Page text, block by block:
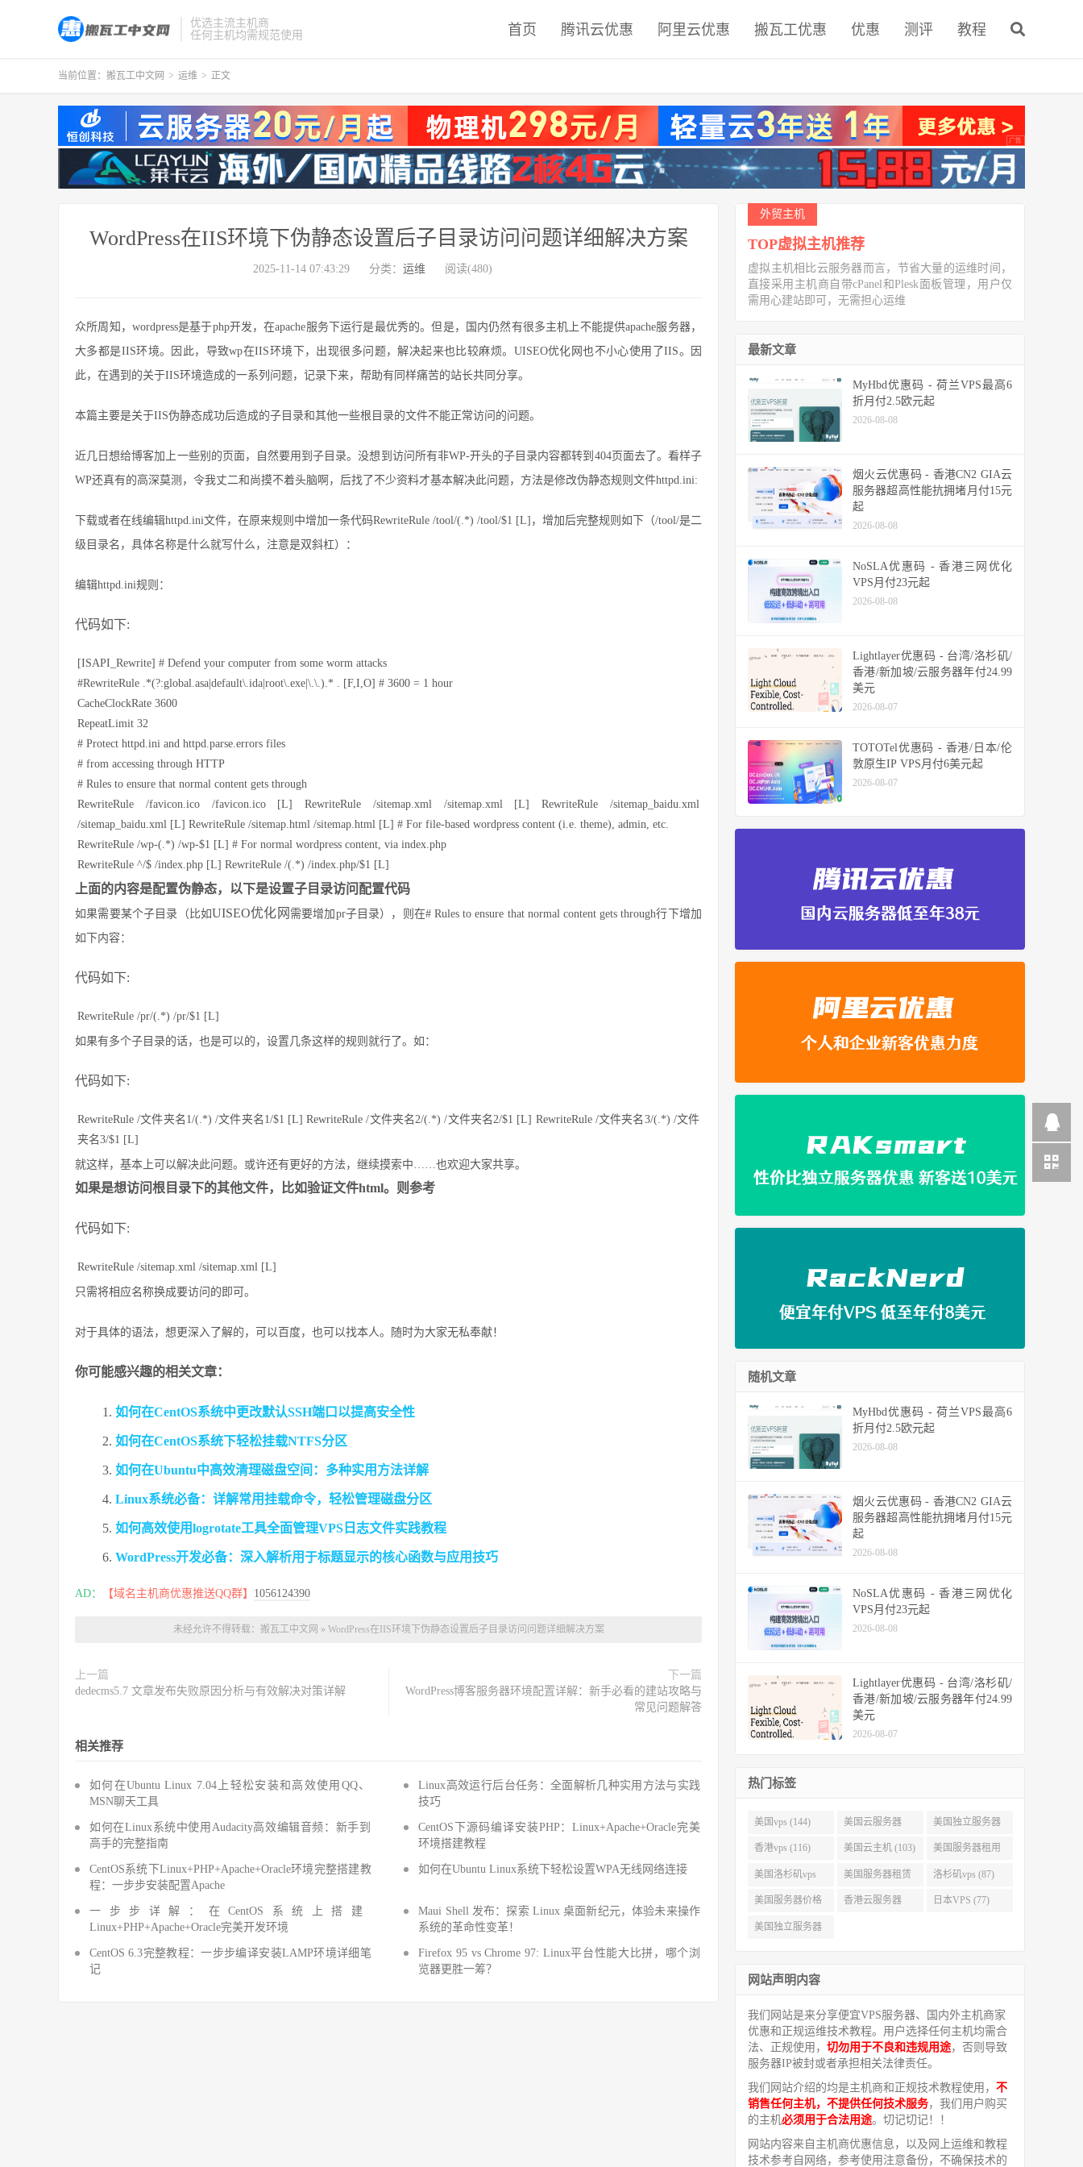
优选主流主机商
任何主机均需规范使用
首页 腾讯云优惠 阿里云优惠 搬瓦工优惠 优惠 测评 教程
当前位置： 搬瓦工中文网 > 运维 > 正文
WordPress在IIS环境下伪静态设置后子目录访问问题详细解决方案
2025-11-14 07:43:29 分类： 运维 阅读(480)
众所周知，wordpress是基于php开发，在apache服务下运行是最优秀的。但是，国内仍然有很多主机上不能提供apache服务器，
大多都是IIS环境。因此，导致wp在IIS环境下，出现很多问题，解决起来也比较麻烦。UISEO优化网也不小心使用了IIS。因
此，在遇到的关于IIS环境造成的一系列问题，记录下来，帮助有同样痛苦的站长共同分享。
本篇主要是关于IIS伪静态成功后造成的子目录和其他一些根目录的文件不能正常访问的问题。
近几日想给博客加上一些别的页面，自然要用到子目录。没想到访问所有非WP-开头的子目录内容都转到404页面去了。看样子
WP还真有的高深莫测，令我丈二和尚摸不着头脑啊，后找了不少资料才基本解决此问题，方法是修改伪静态规则文件httpd.ini:
下载或者在线编辑httpd.ini文件，在原来规则中增加一条代码RewriteRule /tool/(.*) /tool/$1 [L]，增加后完整规则如下（/tool/是二
级目录名，具体名称是什么就写什么，注意是双斜杠）：
编辑httpd.ini规则：
代码如下:
[ISAPI_Rewrite] # Defend your computer from some worm attacks
#RewriteRule .*(?:global.asa|default\.ida|root\.exe|\.\.).* . [F,I,O] # 3600 = 1 hour
CacheClockRate 3600
RepeatLimit 32
# Protect httpd.ini and httpd.parse.errors files
# from accessing through HTTP
# Rules to ensure that normal content gets through
RewriteRule /favicon.ico /favicon.ico [L] RewriteRule /sitemap.xml /sitemap.xml [L] RewriteRule /sitemap_baidu.xml
/sitemap_baidu.xml [L] RewriteRule /sitemap.html /sitemap.html [L] # For file-based wordpress content (i.e. theme), admin, etc.
RewriteRule /wp-(.*) /wp-$1 [L] # For normal wordpress content, via index.php
RewriteRule ^/$ /index.php [L] RewriteRule /(.*) /index.php/$1 [L]
上面的内容是配置伪静态，以下是设置子目录访问配置代码
如果需要某个子目录（比如UISEO优化网 需要增加pr子目录），则在# Rules to ensure that normal content gets through行下增加
如下内容：
代码如下:
RewriteRule /pr/(.*) /pr/$1 [L]
如果有多个子目录的话，也是可以的，设置几条这样的规则就行了。如：
代码如下:
RewriteRule /文件夹名1/(.*) /文件夹名1/$1 [L] RewriteRule /文件夹名2/(.*) /文件夹名2/$1 [L] RewriteRule /文件夹名3/(.*) /文件
夹名3/$1 [L]
就这样，基本上可以解决此问题。或许还有更好的方法，继续摸索中……也欢迎大家共享。
如果是想访问根目录下的其他文件，比如验证文件html。则参考
代码如下:
RewriteRule /sitemap.xml /sitemap.xml [L]
只需将相应名称换成要访问的即可。
对于具体的语法，想更深入了解的，可以百度，也可以找本人。随时为大家无私奉献！
你可能感兴趣的相关文章：
如何在CentOS系统中更改默认SSH端口以提高安全性
如何在CentOS系统下轻松挂载NTFS分区
如何在Ubuntu中高效清理磁盘空间：多种实用方法详解
Linux系统必备：详解常用挂载命令，轻松管理磁盘分区
如何高效使用logrotate工具全面管理VPS日志文件实践教程
WordPress开发必备：深入解析用于标题显示的核心函数与应用技巧
AD： 【域名主机商优惠推送QQ群】 1056124390
未经允许不得转载： 搬瓦工中文网 » WordPress在IIS环境下伪静态设置后子目录访问问题详细解决方案
上一篇
dedecms5.7 文章发布失败原因分析与有效解决对策详解
下一篇
WordPress博客服务器环境配置详解：新手必看的建站攻略与
常见问题解答
相关推荐
如何在Ubuntu Linux 7.04上轻松安装和高效使用QQ、
MSN聊天工具
Linux高效运行后台任务：全面解析几种实用方法与实践
技巧
如何在Linux系统中使用Audacity高效编辑音频：新手到
高手的完整指南
CentOS下源码编译安装PHP：Linux+Apache+Oracle完美
环境搭建教程
CentOS系统下Linux+PHP+Apache+Oracle环境完整搭建教
程：一步步安装配置Apache
如何在Ubuntu Linux系统下轻松设置WPA无线网络连接
一步步详解：在CentOS系统上搭建
Linux+PHP+Apache+Oracle完美开发环境
Maui Shell 发布：探索 Linux 桌面新纪元，体验未来操作
系统的革命性变革！
CentOS 6.3完整教程：一步步编译安装LAMP环境详细笔
记
Firefox 95 vs Chrome 97: Linux平台性能大比拼，哪个浏
览器更胜一筹？
外贸主机
TOP虚拟主机推荐
虚拟主机相比云服务器而言，节省大量的运维时间，
直接采用主机商自带cPanel和Plesk面板管理，用户仅
需用心建站即可，无需担心运维
最新文章
MyHbd优惠码 - 荷兰VPS最高6
折月付2.5欧元起
2026-08-08
烟火云优惠码 - 香港CN2 GIA云
服务器超高性能抗拥堵月付15元
起
2026-08-08
NoSLA优惠码 - 香港三网优化
VPS月付23元起
2026-08-08
Lightlayer优惠码 - 台湾/洛杉矶/
香港/新加坡/云服务器年付24.99
美元
2026-08-07
TOTOTel优惠码 - 香港/日本/伦
敦原生IP VPS月付6美元起
2026-08-07
随机文章
MyHbd优惠码 - 荷兰VPS最高6
折月付2.5欧元起
2026-08-08
烟火云优惠码 - 香港CN2 GIA云
服务器超高性能抗拥堵月付15元
起
2026-08-08
NoSLA优惠码 - 香港三网优化
VPS月付23元起
2026-08-08
Lightlayer优惠码 - 台湾/洛杉矶/
香港/新加坡/云服务器年付24.99
美元
2026-08-07
热门标签
美国vps (144) 美国云服务器
(143)
美国独立服务器
(118)
香港vps (116) 美国云主机 (103) 美国服务器租用
(99)
美国洛杉矶vps
(94)
美国服务器租赁
(91)
洛杉矶vps (87)
美国服务器价格
(82)
香港云服务器 日本VPS (77)
美国独立服务器
网站声明内容
我们网站是来分享便宜VPS服务器、国内外主机商家
优惠和正规运维技术教程。用户选择任何主机均需合
法、正规使用， 切勿用于不良和违规用途，否则导致
服务器IP被封或者承担相关法律责任。
我们网站介绍的均是主机商和正规技术教程使用， 不
销售任何主机，不提供任何技术服务，我们用户购买
的主机必须用于合法用途。切记切记！！
网站内容来自主机商优惠信息，以及网上运维和教程
技术参考自网络，参考使用注意备份，不确保技术的